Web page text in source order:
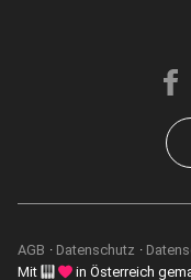
AGB Datenschutz
Mit
in Österreich